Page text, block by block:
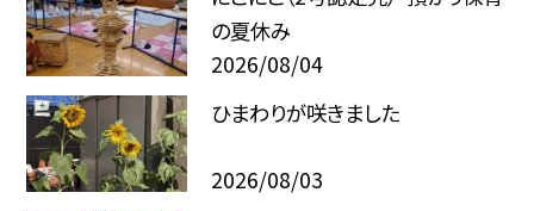
の夏休み
2026/08/04
ひまわりが咲きました
2026/08/03